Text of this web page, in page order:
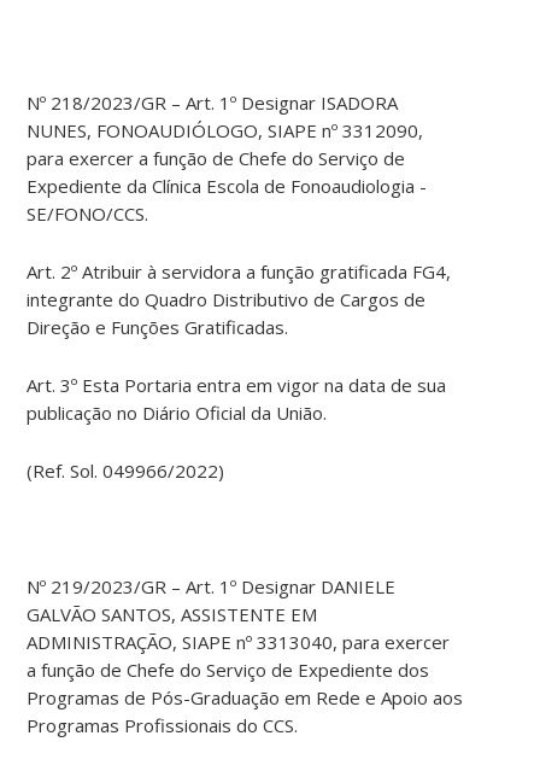
Nº 218/2023/GR – Art. 1º Designar ISADORA
NUNES, FONOAUDIÓLOGO, SIAPE nº 3312090,
para exercer a função de Chefe do Serviço de
Expediente da Clínica Escola de Fonoaudiologia -
SE/FONO/CCS.
Art. 2º Atribuir à servidora a função gratificada FG4,
integrante do Quadro Distributivo de Cargos de
Direção e Funções Gratificadas.
Art. 3º Esta Portaria entra em vigor na data de sua
publicação no Diário Oficial da União.
(Ref. Sol. 049966/2022)
Nº 219/2023/GR – Art. 1º Designar DANIELE
GALVÃO SANTOS, ASSISTENTE EM
ADMINISTRAÇÃO, SIAPE nº 3313040, para exercer
a função de Chefe do Serviço de Expediente dos
Programas de Pós-Graduação em Rede e Apoio aos
Programas Profissionais do CCS.